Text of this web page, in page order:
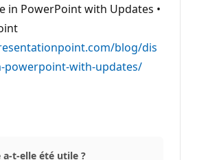
in PowerPoint with Updates •
blog/dis
powerpoint-with-updates/
a-t-elle été utile ?